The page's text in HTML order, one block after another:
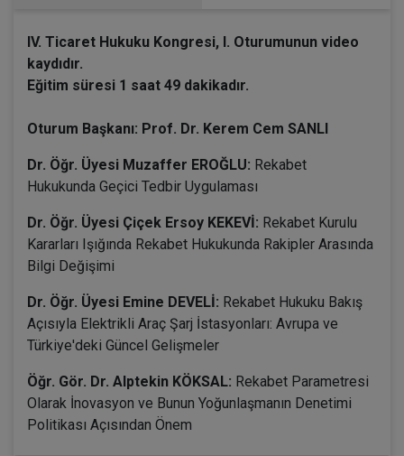
IV. Ticaret Hukuku Kongresi, I. Oturumunun video
kaydıdır.
Eğitim süresi 1 saat 49 dakikadır.
Oturum Başkanı: Prof. Dr. Kerem Cem SANLI
Dr. Öğr. Üyesi Muzaffer EROĞLU: Rekabet
Hukukunda Geçici Tedbir Uygulaması
Dr. Öğr. Üyesi Çiçek Ersoy KEKEVİ: Rekabet Kurulu
Kararları Işığında Rekabet Hukukunda Rakipler Arasında
Bilgi Değişimi
Dr. Öğr. Üyesi Emine DEVELİ: Rekabet Hukuku Bakış
Açısıyla Elektrikli Araç Şarj İstasyonları: Avrupa ve
Türkiye'deki Güncel Gelişmeler
Öğr. Gör. Dr. Alptekin KÖKSAL: Rekabet Parametresi
Olarak İnovasyon ve Bunun Yoğunlaşmanın Denetimi
Politikası Açısından Önem